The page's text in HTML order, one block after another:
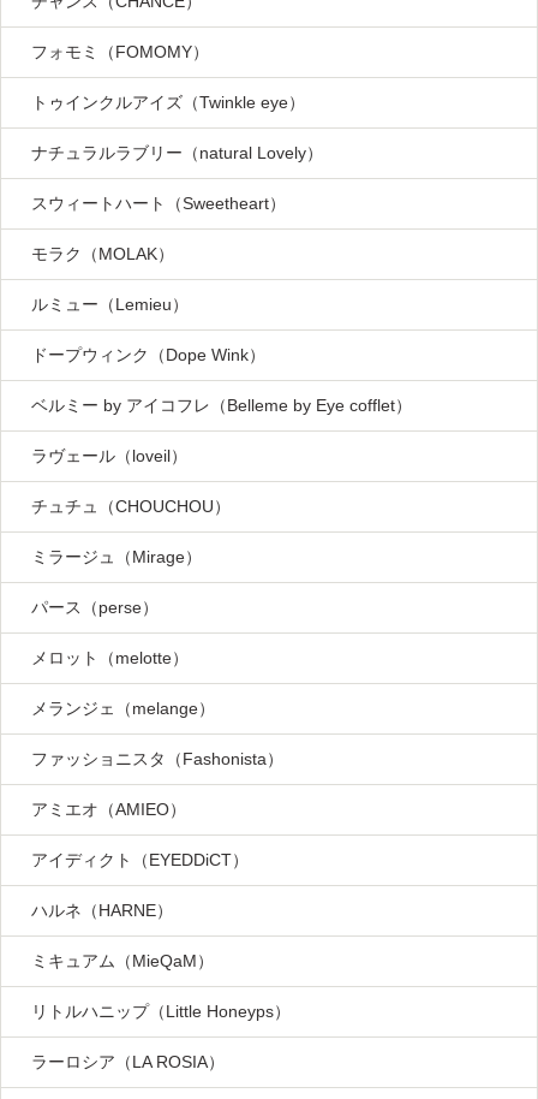
フォモミ（FOMOMY）
トゥインクルアイズ（Twinkle eye）
ナチュラルラブリー（natural Lovely）
スウィートハート（Sweetheart）
モラク（MOLAK）
ルミュー（Lemieu）
ドープウィンク（Dope Wink）
ベルミー by アイコフレ（Belleme by Eye cofflet）
ラヴェール（loveil）
チュチュ（CHOUCHOU）
ミラージュ（Mirage）
パース（perse）
メロット（melotte）
メランジェ（melange）
ファッショニスタ（Fashonista）
アミエオ（AMIEO）
アイディクト（EYEDDiCT）
ハルネ（HARNE）
ミキュアム（MieQaM）
リトルハニップ（Little Honeyps）
ラーロシア（LA ROSIA）